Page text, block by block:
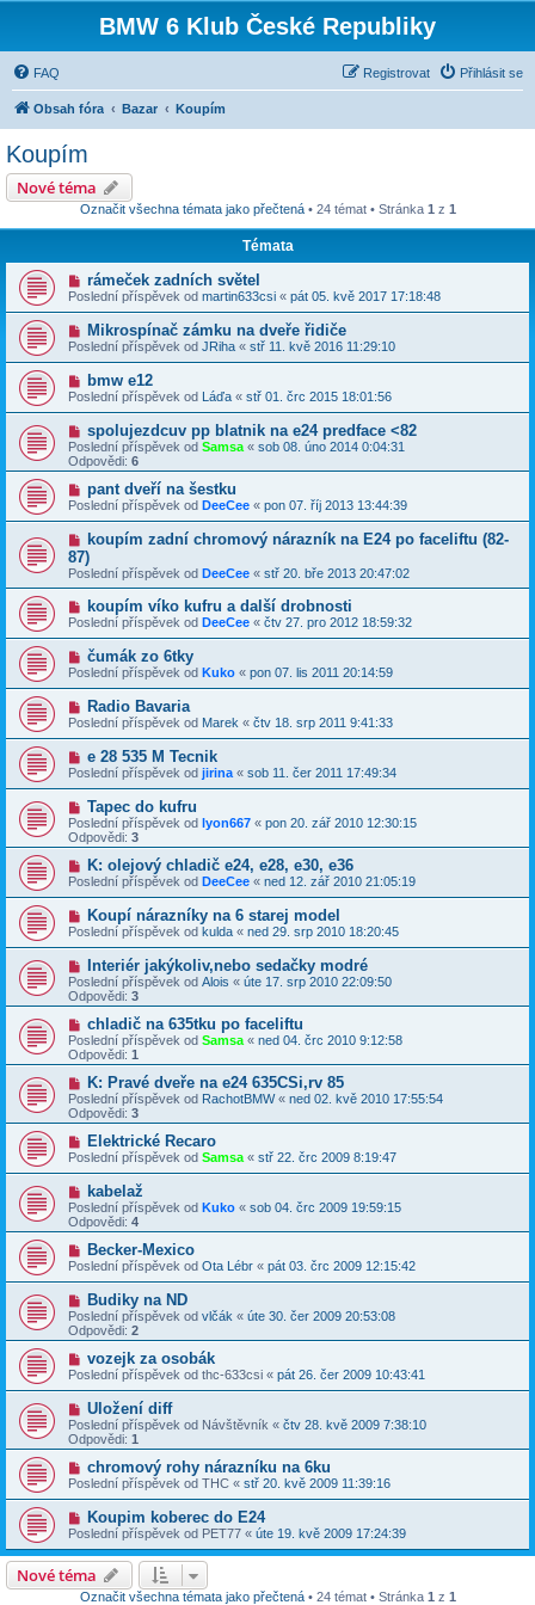
BMW 6 Klub České Republiky
FAQ Přihlásit se
Registrovat
Obsah fóra Bazar Koupím
Koupím
Nové téma
Označit všechna témata jako přečtená• 24 témat • Stránka 1 z 1
Témata
rámeček zadních světel
Poslední příspěvek od martin633csi « pát 05. kvě 2017 17:18:48
Mikrospínač zámku na dveře řidiče
Poslední příspěvek od JRiha « stř 11. kvě 2016 11:29:10
bmw e12
Poslední příspěvek od Láďa « stř 01. črc 2015 18:01:56
spolujezdcuv pp blatnik na e24 predface <82
Poslední příspěvek od Samsa « sob 08. úno 2014 0:04:31
Odpovědi: 6
pant dveří na šestku
Poslední příspěvek od DeeCee « pon 07. říj 2013 13:44:39
koupím zadní chromový nárazník na E24 po faceliftu (82-
87)
Poslední příspěvek od DeeCee « stř 20. bře 2013 20:47:02
koupím víko kufru a další drobnosti
Poslední příspěvek od DeeCee « čtv 27. pro 2012 18:59:32
čumák zo 6tky
Poslední příspěvek od Kuko « pon 07. lis 2011 20:14:59
Radio Bavaria
Poslední příspěvek od Marek « čtv 18. srp 2011 9:41:33
e 28 535 M Tecnik
Poslední příspěvek od jirina « sob 11. čer 2011 17:49:34
Tapec do kufru
Poslední příspěvek od lyon667 « pon 20. zář 2010 12:30:15
Odpovědi: 3
K: olejový chladič e24, e28, e30, e36
Poslední příspěvek od DeeCee « ned 12. zář 2010 21:05:19
Koupí nárazníky na 6 starej model
Poslední příspěvek od kulda « ned 29. srp 2010 18:20:45
Interiér jakýkoliv,nebo sedačky modré
Poslední příspěvek od Alois « úte 17. srp 2010 22:09:50
Odpovědi: 3
chladič na 635tku po faceliftu
Poslední příspěvek od Samsa « ned 04. črc 2010 9:12:58
Odpovědi: 1
K: Pravé dveře na e24 635CSi,rv 85
Poslední příspěvek od RachotBMW« ned 02. kvě 2010 17:55:54
Odpovědi: 3
Elektrické Recaro
Poslední příspěvek od Samsa « stř 22. črc 2009 8:19:47
kabelaž
Poslední příspěvek od Kuko « sob 04. črc 2009 19:59:15
Odpovědi: 4
Becker-Mexico
Poslední příspěvek od Ota Lébr « pát 03. črc 2009 12:15:42
Budiky na ND
Poslední příspěvek od vlčák « úte 30. čer 2009 20:53:08
Odpovědi: 2
vozejk za osobák
Poslední příspěvek od thc-633csi « pát 26. čer 2009 10:43:41
Uložení diff
Poslední příspěvek od Návštěvník « čtv 28. kvě 2009 7:38:10
Odpovědi: 1
chromový rohy nárazníku na 6ku
Poslední příspěvek od THC « stř 20. kvě 2009 11:39:16
Koupim koberec do E24
Poslední příspěvek od PET77 « úte 19. kvě 2009 17:24:39
Nové téma
Označit všechna témata jako přečtená• 24 témat • Stránka 1 z 1